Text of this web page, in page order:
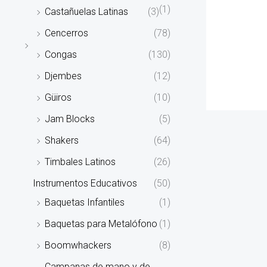
(1)
Castañuelas Latinas
(3)
Cencerros
(78)
Congas
(130)
Djembes
(12)
Güiros
(10)
Jam Blocks
(5)
Shakers
(64)
Timbales Latinos
(26)
Instrumentos Educativos
(50)
Baquetas Infantiles
(1)
Baquetas para Metalófono (1)
Boomwhackers
(8)